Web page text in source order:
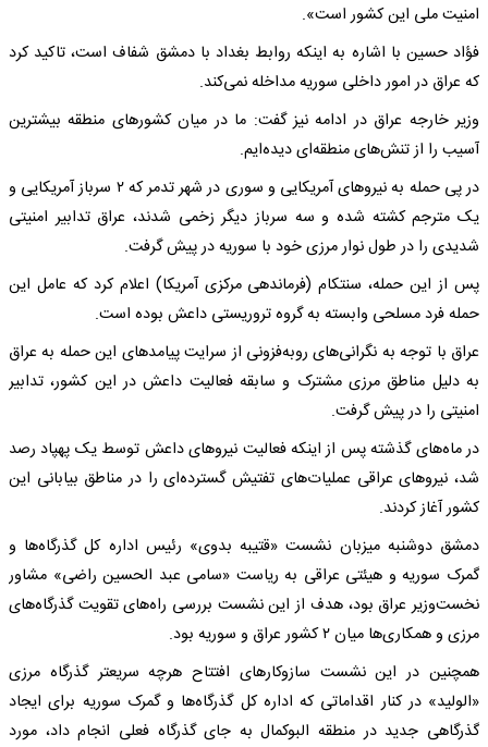
امنیت ملی این کشور است».
فؤاد حسین با اشاره به اینکه روابط بغداد با دمشق شفاف است، تاکید کرد
که عراق در امور داخلی سوریه مداخله نمی‌کند.
وزیر خارجه عراق در ادامه نیز گفت: ما در میان کشورهای منطقه بیشترین
آسیب را از تنش‌های منطقه‌ای دیده‌ایم.
در پی حمله به نیروهای آمریکایی و سوری در شهر تدمر که ۲ سرباز آمریکایی و
یک مترجم کشته شده و سه سرباز دیگر زخمی شدند، عراق تدابیر امنیتی
شدیدی را در طول نوار مرزی خود با سوریه در پیش گرفت.
پس از این حمله، سنتکام (فرماندهی مرکزی آمریکا) اعلام کرد که عامل این
حمله فرد مسلحی وابسته به گروه تروریستی داعش بوده است.
عراق با توجه به نگرانی‌های روبه‌فزونی از سرایت پیامدهای این حمله به عراق
به دلیل مناطق مرزی مشترک و سابقه فعالیت داعش در این کشور، تدابیر
امنیتی را در پیش گرفت.
در ماه‌های گذشته پس از اینکه فعالیت نیروهای داعش توسط یک پهپاد رصد
شد، نیروهای عراقی عملیات‌های تفتیش گسترده‌ای را در مناطق بیابانی این
کشور آغاز کردند.
دمشق دوشنبه میزبان نشست «قتیبه بدوی» رئیس اداره کل گذرگاه‌ها و
گمرک سوریه و هیئتی عراقی به ریاست «سامی عبد الحسین راضی» مشاور
نخست‌وزیر عراق بود، هدف از این نشست بررسی راه‌های تقویت گذرگاه‌های
مرزی و همکاری‌ها میان ۲ کشور عراق و سوریه بود.
همچنین در این نشست سازوکارهای افتتاح هرچه سریعتر گذرگاه مرزی
«الولید» در کنار اقداماتی که اداره کل گذرگاه‌ها و گمرک سوریه برای ایجاد
گذرگاهی جدید در منطقه البوکمال به جای گذرگاه فعلی انجام داد، مورد